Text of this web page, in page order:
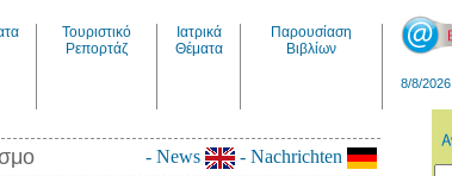
Τουριστικό
Ρεπορτάζ
Ιατρικά
Θέματα
Παρουσίαση
Βιβλίων
8/8/2026
- News - Nachrichten